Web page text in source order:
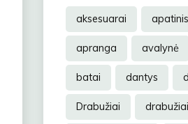
aksesuarai
apranga avalynė
batai dantys
Drabužiai